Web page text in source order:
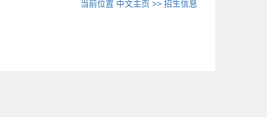
当前位置 中文主页 >>招生信息